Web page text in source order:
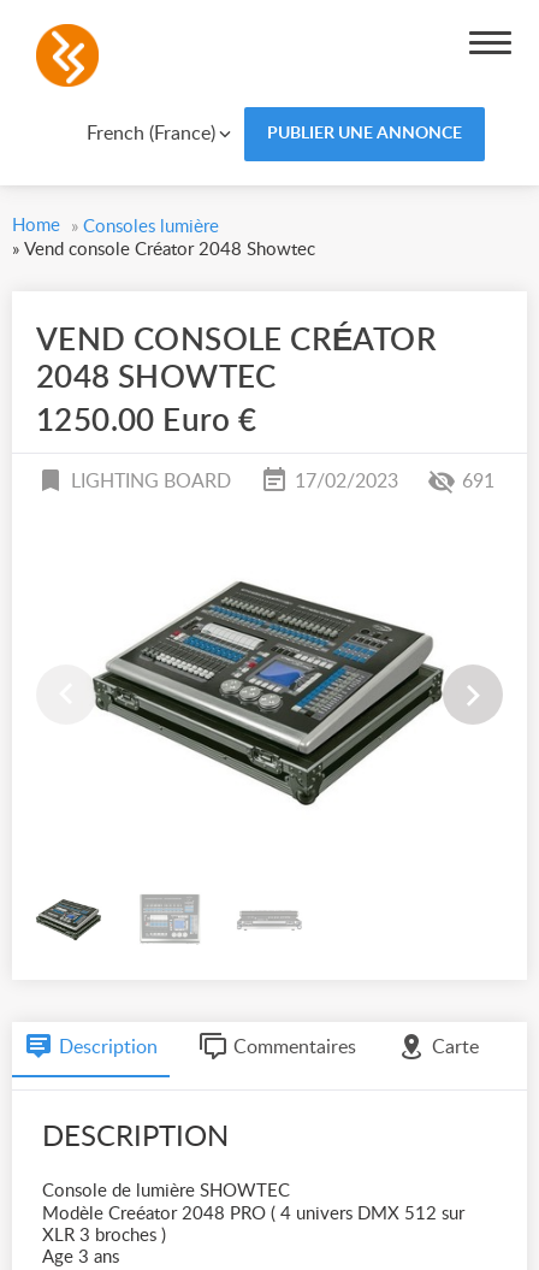
French (France) PUBLIER UNE ANNONCE
Home » Consoles lumière
» Vend console Créator 2048 Showtec
VEND CONSOLE CRÉATOR
2048 SHOWTEC
1250.00 Euro €
LIGHTING BOARD 17/02/2023 691
Description Commentaires Carte
DESCRIPTION
Console de lumière SHOWTEC
Modèle Creéator 2048 PRO ( 4 univers DMX 512 sur
XLR 3 broches )
Age 3 ans